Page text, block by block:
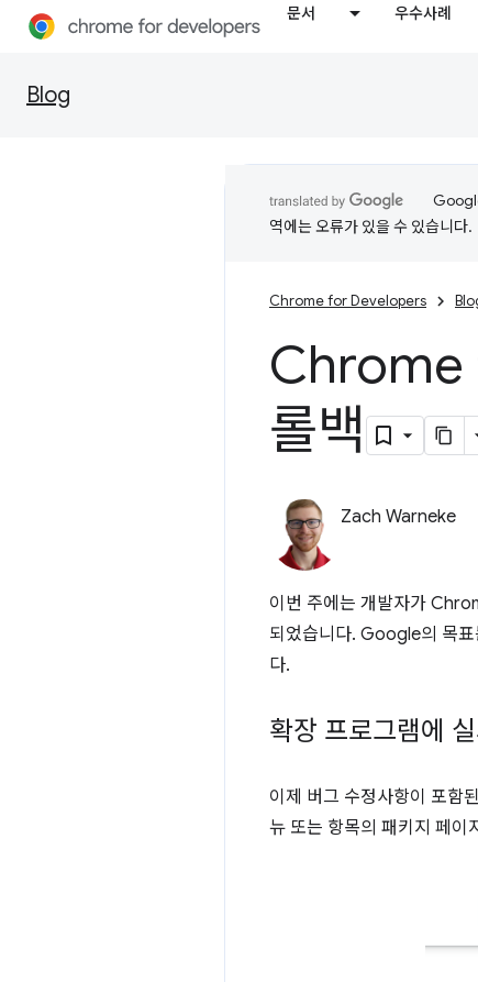
문서 우수사례
Blog
역에는 오류가 있을 수 있습니다.
Chrome for Developers
Chrome
롤백
Zach Warneke
이번 주에는 개발자가
되었습니다. Google의 목
다.
확장 프로그램에
이제 버그 수정사항이 포함
뉴 또는 항목의 패키지 페이